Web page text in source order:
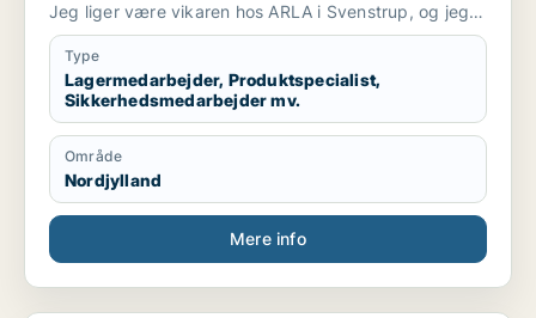
Jeg liger være vikaren hos ARLA i Svenstrup, og jeg
kan beviser at jeg er gode medarbejder......
Type
Lagermedarbejder, Produktspecialist,
Sikkerhedsmedarbejder mv.
Område
Nordjylland
Mere info